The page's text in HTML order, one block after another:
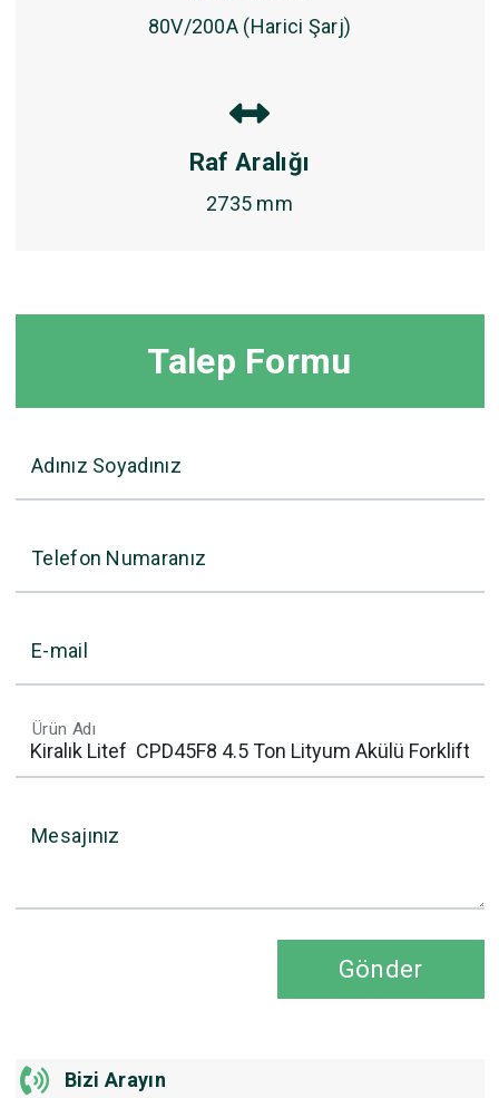
80V/200A (Harici Şarj)
Raf Aralığı
2735 mm
Talep Formu
Adınız Soyadınız
Telefon Numaranız
E-mail
Ürün Adı
Mesajınız
Gönder
Bizi Arayın